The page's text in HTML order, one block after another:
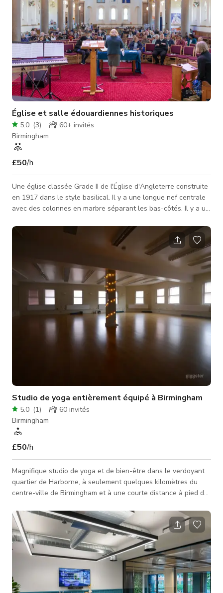
Église et salle édouardiennes historiques
5.0 (3) 60+ invités
Birmingham
£50/h
Une église classée Grade II de l'Église d'Angleterre construite
en 1917 dans le style basilical. Il y a une longue nef centrale
avec des colonnes en marbre séparant les bas-côtés. Il y a un
haut avec poutres. L'église est reliée à la salle par un couloir
moderne en verre, qui abrite également le bureau. La salle est
un grand espace de 16 m x 10 m avec cuisine et petits
bureaux. Derrière l'église se trouve une grande pe
Studio de yoga entièrement équipé à Birmingham
5.0 (1) 60 invités
Birmingham
£50/h
Magnifique studio de yoga et de bien-être dans le verdoyant
quartier de Harborne, à seulement quelques kilomètres du
centre-ville de Birmingham et à une courte distance à pied de
accueillants et paisibles ainsi qu'un service attentionné pour
lequel nous sommes réputés. Notre studio de yoga dispose
d'un espace lumineux de 90 mètres carrés situé au premier
étage, d'une réception contemporaine au rez-de-chaussée,
d'un vest